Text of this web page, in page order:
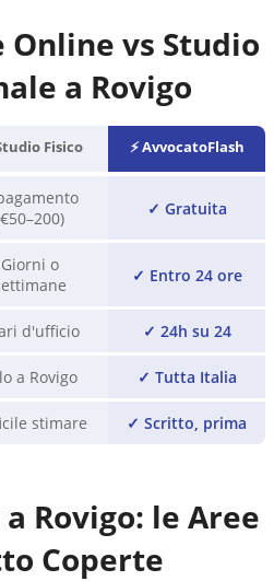
Online vs Studio
a Rovigo
Fisico ⚡ AvvocatoFlash
✓ Gratuita
Giorni o
✓ Entro 24 ore
d'ufficio ✓ 24h su 24
a Rovigo ✓ Tutta Italia
stimare ✓ Scritto, prima
Rovigo: le Aree
Coperte